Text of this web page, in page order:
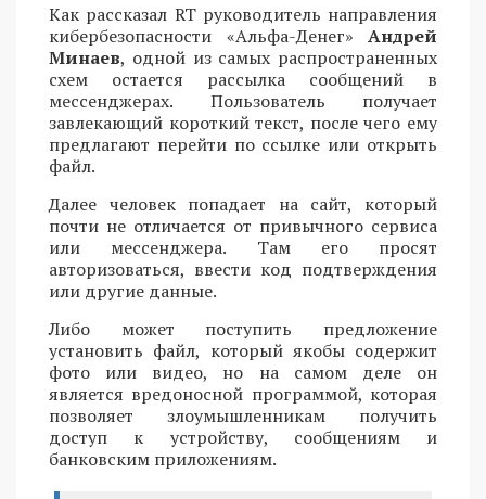
Как рассказал RT руководитель направления
кибербезопасности «Альфа-Денег» Андрей
Минаев, одной из самых распространенных
схем остается рассылка сообщений в
мессенджерах. Пользователь получает
завлекающий короткий текст, после чего ему
предлагают перейти по ссылке или открыть
файл.
Далее человек попадает на сайт, который
почти не отличается от привычного сервиса
или мессенджера. Там его просят
авторизоваться, ввести код подтверждения
или другие данные.
Либо может поступить предложение
установить файл, который якобы содержит
фото или видео, но на самом деле он
является вредоносной программой, которая
позволяет злоумышленникам получить
доступ к устройству, сообщениям и
банковским приложениям.